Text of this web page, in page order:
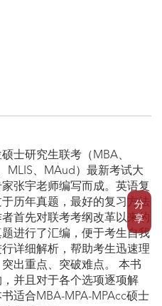
分
享
士研究生联考（MBA、
MLIS、MAud）最新考试大
张宇老师编写而成。英语复
历年真题，最好的复习方法
首先对联考考纲改革以来的
题进行了汇编，便于考生自我
详细解析，帮助考生迅速理
出重点、突破难点。 本书
并且对于各个选项逐项解
适合MBA-MPA-MPAcc硕士